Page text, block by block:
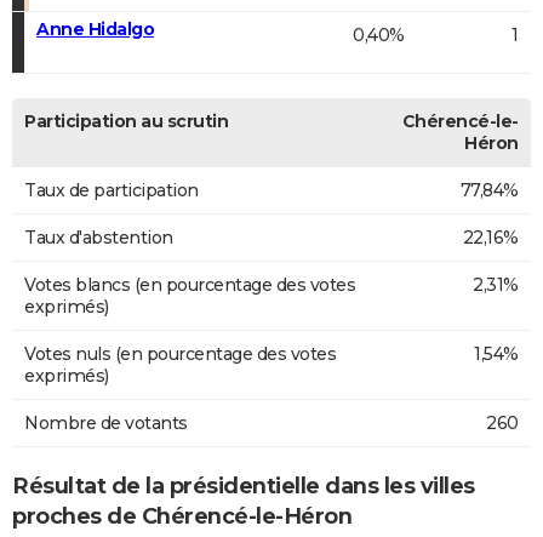
Anne Hidalgo 0,40% 1
Participation au scrutin
Chérencé-le-
Héron
Taux de participation 77,84%
Taux d'abstention 22,16%
Votes blancs (en pourcentage des votes
exprimés)
2,31%
Votes nuls (en pourcentage des votes
exprimés)
1,54%
Nombre de votants 260
Résultat de la présidentielle dans les villes
proches de Chérencé-le-Héron